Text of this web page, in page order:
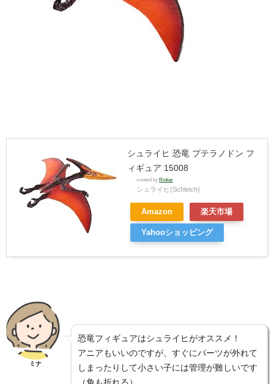
シュライヒ 恐竜 プテラノドン フ
ィギュア 15008
created byRinker
シュライヒ(Schleich)
Amazon 楽天市場
Yahooショッピング
ミナ
恐竜フィギュアはシュライヒがオススメ！
アニアもいいのですが、すぐにパーツが外れて
しまったりして小さい子には管理が難しいです
（角も折れる）